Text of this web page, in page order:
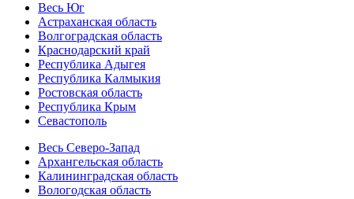
Весь Юг
Астраханская область
Волгоградская область
Краснодарский край
Республика Адыгея
Республика Калмыкия
Ростовская область
Республика Крым
Севастополь
Весь Северо-Запад
Архангельская область
Калининградская область
Вологодская область